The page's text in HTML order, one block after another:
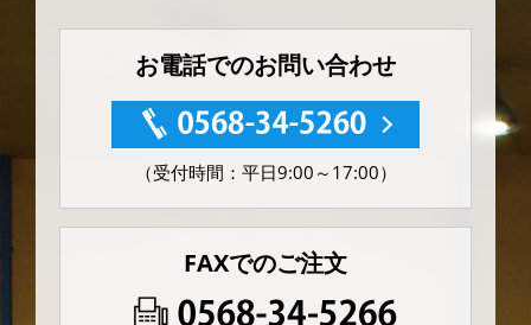
お電話でのお問い合わせ
（受付時間：平日9:00～17:00）
FAXでのご注文